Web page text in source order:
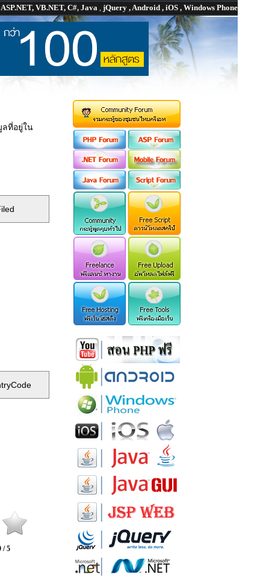
ASP.NET, VB.NET, C#, Java , jQuery , Android , iOS , Windows Phone
ลที่อยู่ใน
/ 5